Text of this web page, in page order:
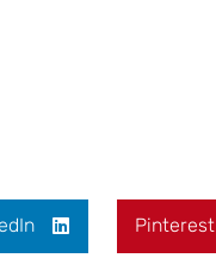
Pinterest